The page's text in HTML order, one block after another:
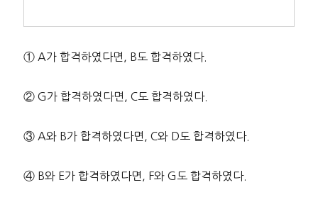
① A가 합격하였다면, B도 합격하였다.
② G가 합격하였다면, C도 합격하였다.
③ A와 B가 합격하였다면, C와 D도 합격하였다.
④ B와 E가 합격하였다면, F와 G도 합격하였다.